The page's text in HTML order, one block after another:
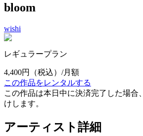
bloom
wishi
レギュラープラン
4,400円
（税込）/月額
この作品をレンタルする
この作品は本日中に決済完了した場合、
けします。
アーティスト詳細